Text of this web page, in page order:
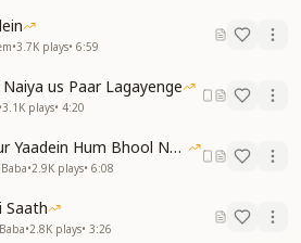
भी देखा
की रेखा
है
है
आती है
है
लाती है
आती है
आती है
•3.7K plays• 6:59
us Paar Lagayenge
•3.1K plays• 4:20
Baba Ki Madhur Yaadein Hum Bhool Nahi Paate
•2.9K plays• 6:08
Saath
•2.8K plays• 3:26